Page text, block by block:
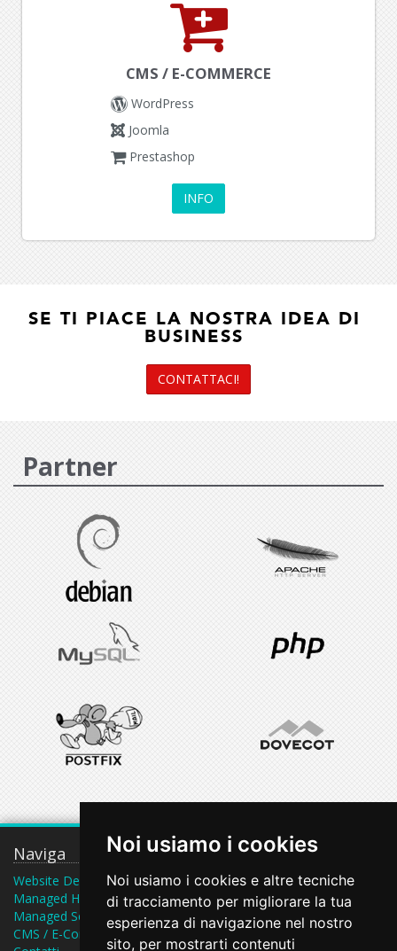
Noi usiamo i cookies
Noi usiamo i cookies e altre tecniche
di tracciamento per migliorare la tua
esperienza di navigazione nel nostro
sito, per mostrarti contenuti
CMS / E-COMMERCE
WordPress
Joomla
Prestashop
INFO
SE TI PIACE LA NOSTRA IDEA DI
BUSINESS
CONTATTACI!
Partner
Naviga
Website Design
Managed Hosting
Managed Server
CMS / E-Commerce
Contatti
Piazza San F. d'Assisi 25,
Bisceglie (BT), Italy
dalweb@webenginenet.it